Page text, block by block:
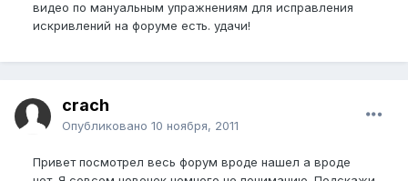
видео по мануальным упражнениям для исправления
искривлений на форуме есть. удачи!
crach
Опубликовано 10 ноября, 2011
Привет посмотрел весь форум вроде нашел а вроде